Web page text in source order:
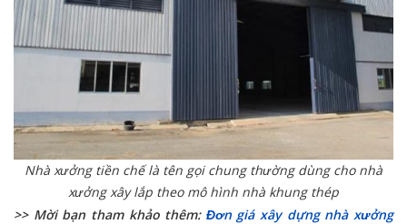
Nhà xưởng tiền chế là tên gọi chung thường dùng cho nhà
xưởng xây lắp theo mô hình nhà khung thép
>> Mời bạn tham khảo thêm: Đơn giá xây dựng nhà xưởng